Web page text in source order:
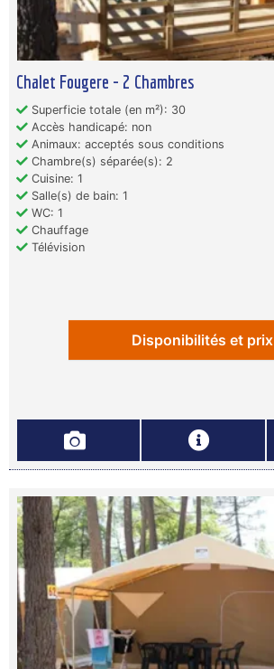
Chalet Fougere - 2 Chambres
Superficie totale (en m²): 30
Accès handicapé: non
Animaux: acceptés sous conditions
Chambre(s) séparée(s): 2
Cuisine: 1
Salle(s) de bain: 1
WC: 1
Chauffage
Télévision
Disponibilités et prix